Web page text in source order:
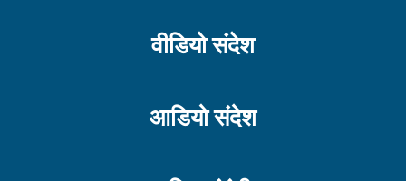
वीडियो संदेश
आडियो संदेश